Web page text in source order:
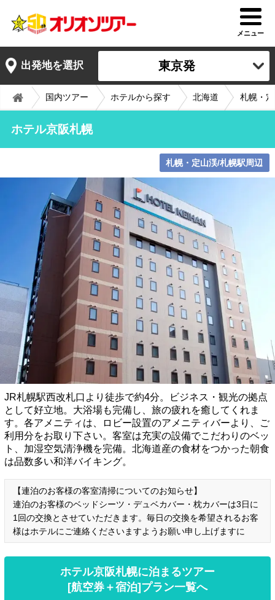
メニュー
出発地を選択 東京発
国内ツアー ホテルから探す 北海道 札幌・
ホテル京阪札幌
札幌・定山渓/札幌駅周辺
JR札幌駅西改札口より徒歩で約4分。ビジネス・観光の拠点
として好立地。大浴場も完備し、旅の疲れを癒してくれま
す。各アメニティは、ロビー設置のアメニティバーより、ご
利用分をお取り下さい。客室は充実の設備でこだわりのベッ
ト、加湿空気清浄機を完備。北海道産の食材をつかった朝食
は品数多い和洋バイキング。
【連泊のお客様の客室清掃についてのお知らせ】
連泊のお客様のベッドシーツ・デュベカバー・枕カバーは3日に
1回の交換とさせていただきます。毎日の交換を希望されるお客
様はホテルにご連絡くださいますようお願い申し上げますに
ホテル京阪札幌に泊まるツアー
[航空券＋宿泊]プラン一覧へ